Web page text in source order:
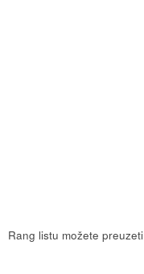
Rang listu možete preuzeti